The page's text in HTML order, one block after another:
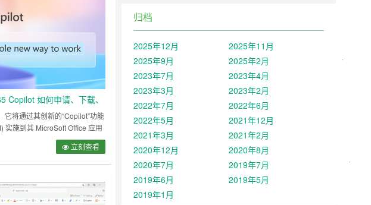
Copilot 如何申请、下载、
它将通过其创新的“Copilot”功能
实施到其 MicroSoft Office 应用
Word。 这项新功能能够根据用户
言生成文本，允许用户请求帮助
报告，同时还能够参考离线源材
表格、设计演示文稿等等。但
也会遇到一……
立刻查看
归档
2025年12月
2025年11月
2025年9月
2025年2月
2023年7月
2023年4月
2023年3月
2023年2月
2022年7月
2022年6月
2022年5月
2021年12月
2021年3月
2021年2月
2020年12月
2020年8月
2020年7月
2019年7月
2019年6月
2019年5月
2019年1月